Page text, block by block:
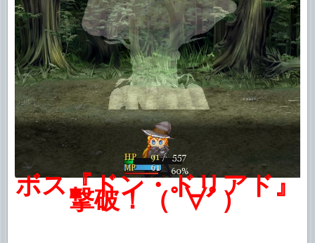
ボス『ドン・ドリアド』
撃破！（ﾟ∀ﾟ）